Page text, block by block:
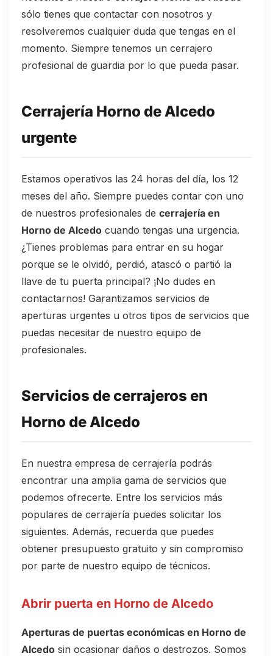
sólo tienes que contactar con nosotros y
resolveremos cualquier duda que tengas en el
momento. Siempre tenemos un cerrajero
profesional de guardia por lo que pueda pasar.
Cerrajería Horno de Alcedo
urgente
Estamos operativos las 24 horas del día, los 12
meses del año. Siempre puedes contar con uno
de nuestros profesionales de cerrajería en
Horno de Alcedo cuando tengas una urgencia.
¿Tienes problemas para entrar en su hogar
porque se le olvidó, perdió, atascó o partió la
llave de tu puerta principal? ¡No dudes en
contactarnos! Garantizamos servicios de
aperturas urgentes u otros tipos de servicios que
puedas necesitar de nuestro equipo de
profesionales.
Servicios de cerrajeros en
Horno de Alcedo
En nuestra empresa de cerrajería podrás
encontrar una amplia gama de servicios que
podemos ofrecerte. Entre los servicios más
populares de cerrajería puedes solicitar los
siguientes. Además, recuerda que puedes
obtener presupuesto gratuito y sin compromiso
por parte de nuestro equipo de técnicos.
Abrir puerta en Horno de Alcedo
Aperturas de puertas económicas en Horno de
Alcedo sin ocasionar daños o destrozos. Somos